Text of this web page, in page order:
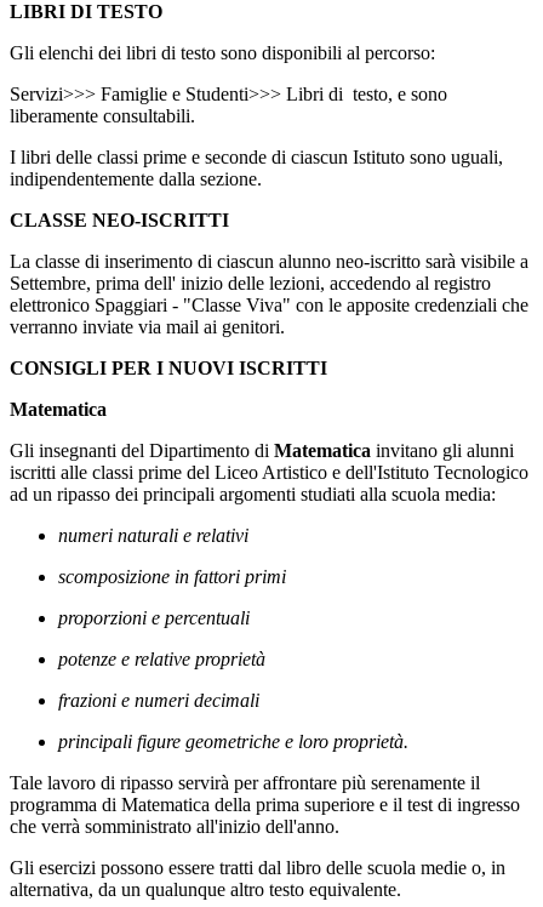
LIBRI DI TESTO
Gli elenchi dei libri di testo sono disponibili al percorso:
Servizi>>> Famiglie e Studenti>>> Libri di testo, e sono
liberamente consultabili.
I libri delle classi prime e seconde di ciascun Istituto sono uguali,
indipendentemente dalla sezione.
CLASSE NEO-ISCRITTI
La classe di inserimento di ciascun alunno neo-iscritto sarà visibile a
Settembre, prima dell' inizio delle lezioni, accedendo al registro
elettronico Spaggiari - "Classe Viva" con le apposite credenziali che
verranno inviate via mail ai genitori.
CONSIGLI PER I NUOVI ISCRITTI
Matematica
Gli insegnanti del Dipartimento di Matematica invitano gli alunni
iscritti alle classi prime del Liceo Artistico e dell'Istituto Tecnologico
ad un ripasso dei principali argomenti studiati alla scuola media:
numeri naturali e relativi
scomposizione in fattori primi
proporzioni e percentuali
potenze e relative proprietà
frazioni e numeri decimali
principali figure geometriche e loro proprietà.
Tale lavoro di ripasso servirà per affrontare più serenamente il
programma di Matematica della prima superiore e il test di ingresso
che verrà somministrato all'inizio dell'anno.
Gli esercizi possono essere tratti dal libro delle scuola medie o, in
alternativa, da un qualunque altro testo equivalente.